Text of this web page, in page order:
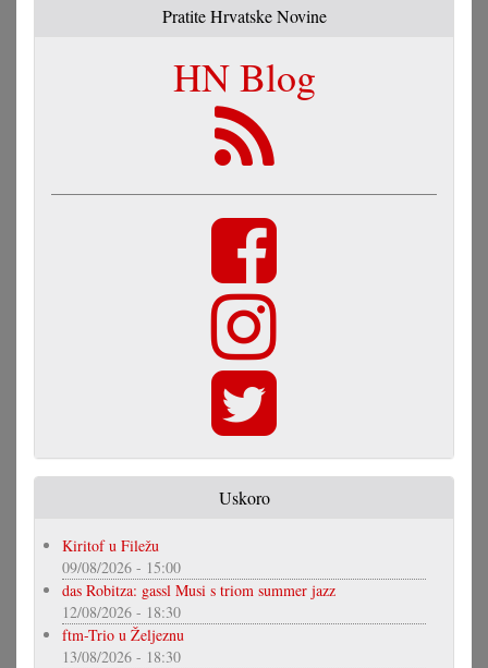
Pratite Hrvatske Novine
HN Blog
Uskoro
Kiritof u Filežu
09/08/2026 - 15:00
das Robitza: gassl Musi s triom summer jazz
12/08/2026 - 18:30
ftm-Trio u Željeznu
13/08/2026 - 18:30